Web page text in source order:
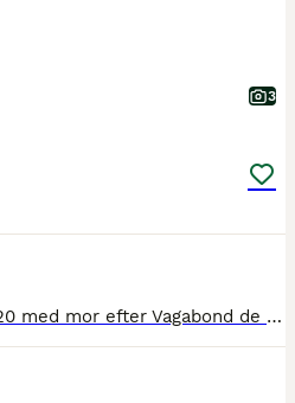
3
Ullis är ett fölsto född 2020 med mor efter Vagabond de la Pomme, ädel modern typ, ca 162cm Detta fina sto besitter stora kvaliteter och har enorm utvecklingspotential. Är i dagsläget grön, men med m